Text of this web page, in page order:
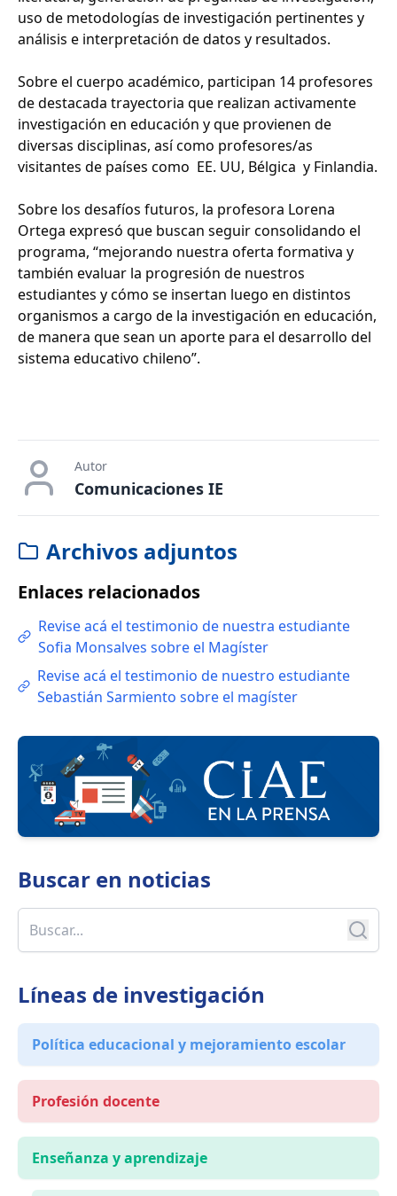
uso de metodologías de investigación pertinentes y
análisis e interpretación de datos y resultados.
Sobre el cuerpo académico, participan 14 profesores
de destacada trayectoria que realizan activamente
investigación en educación y que provienen de
diversas disciplinas, así como profesores/as
visitantes de países como EE. UU, Bélgica y Finlandia.
Sobre los desafíos futuros, la profesora Lorena
Ortega expresó que buscan seguir consolidando el
programa, “mejorando nuestra oferta formativa y
también evaluar la progresión de nuestros
estudiantes y cómo se insertan luego en distintos
organismos a cargo de la investigación en educación,
de manera que sean un aporte para el desarrollo del
sistema educativo chileno”.
Autor
Comunicaciones IE
Archivos adjuntos
Enlaces relacionados
Revise acá el testimonio de nuestra estudiante
Sofia Monsalves sobre el Magíster
Revise acá el testimonio de nuestro estudiante
Sebastián Sarmiento sobre el magíster
Buscar en noticias
Líneas de investigación
Política educacional y mejoramiento escolar
Profesión docente
Enseñanza y aprendizaje